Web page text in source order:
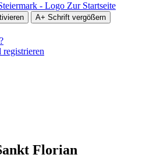
Zur Startseite
A+ Schrift vergößern
Florian